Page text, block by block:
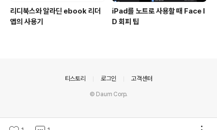
리디북스와 알라딘 ebook 리더
앱의 사용기
iPad를 노트로 사용할 때 Face I
D 회피 팁
티스토리 로그인 고객센터
© Daum Corp.